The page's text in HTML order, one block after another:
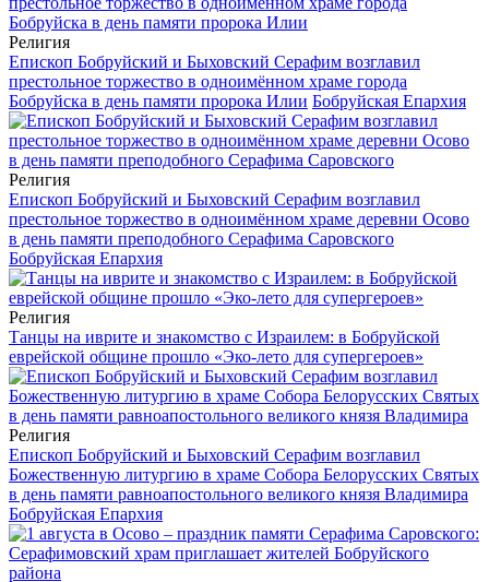
Религия
Епископ Бобруйский и Быховский Серафим возглавил
престольное торжество в одноимённом храме города
Бобруйска в день памяти пророка Илии Бобруйская Епархия
Религия
Епископ Бобруйский и Быховский Серафим возглавил
престольное торжество в одноимённом храме деревни Осово
в день памяти преподобного Серафима Саровского
Бобруйская Епархия
Религия
Танцы на иврите и знакомство с Израилем: в Бобруйской
еврейской общине прошло «Эко-лето для супергероев»
Религия
Епископ Бобруйский и Быховский Серафим возглавил
Божественную литургию в храме Собора Белорусских Святых
в день памяти равноапостольного великого князя Владимира
Бобруйская Епархия